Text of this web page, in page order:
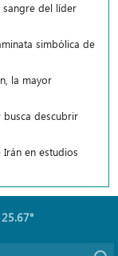
sangre del líder
simbólica de
la mayor
busca descubrir
en estudios
25.67°